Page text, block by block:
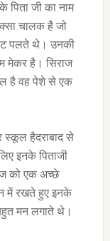
पिता जी का नाम
चालक है जो
पलते थे। उनकी
मेकर है। सिराज
है वह पेशे से एक
स्कूल हैदराबाद से
इनके पिताजी
को एक अच्छे
में रखते हुए इनके
मन लगाते थे।